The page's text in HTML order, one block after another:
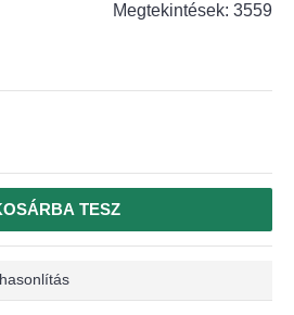
Megtekintések: 3559
TESZ